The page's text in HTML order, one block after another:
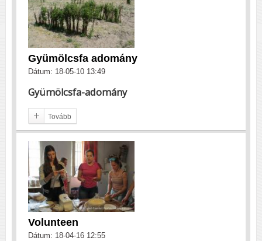
Gyümölcsfa adomány
Dátum: 18-05-10 13:49
Gyümölcsfa-adomány
Tovább
Volunteen
Dátum: 18-04-16 12:55